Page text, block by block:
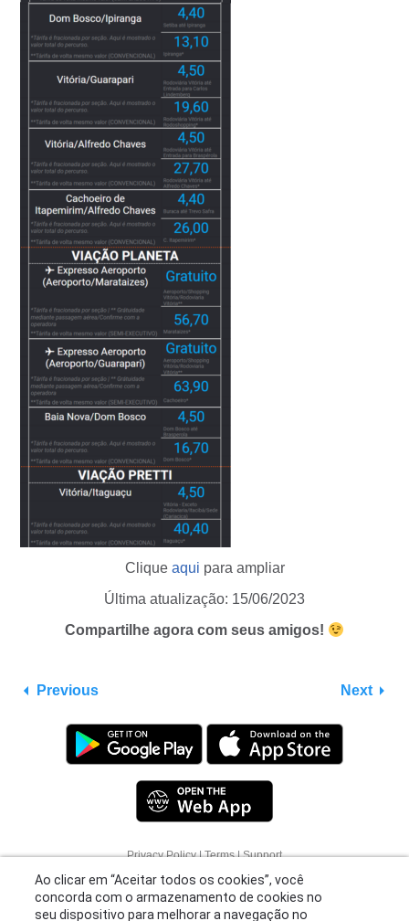
Clique aqui para ampliar
Última atualização: 15/06/2023
Compartilhe agora com seus amigos!
Previous Next
Privacy Policy|Terms|Support
© 2026 Moovit Updates - All Rights Reserved.
Ao clicar em “Aceitar todos os cookies”, você
seu dispositivo para melhorar a navegação no
site, analisar o uso do site e ajudar em nossos